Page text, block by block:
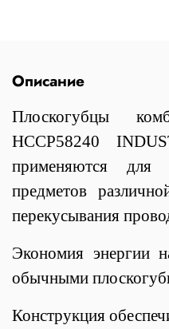
Описание
Плоскогубцы
HCCP58240
применяются для
предметов
перекусывания
Экономия энергии
обычными
Конструкция